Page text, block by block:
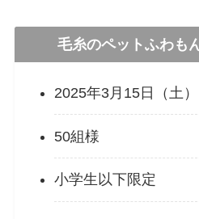
毛糸のペットふわも
2025年3月15日（土）
50組様
小学生以下限定